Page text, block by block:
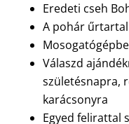
Eredeti cseh
A pohár
Válaszd
születésnapra,
karácsonyra
Egyed felirattal